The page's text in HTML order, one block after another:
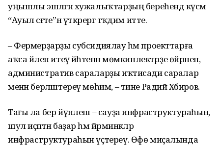
уңышлы эшләгән хужалыҡтарҙың береһендә күсмә
“Ауыл сәғәте”н үткәрергә тәҡдим итте.
– Фермерҙарҙы субсидиялау һәм проекттарға
аҡса йәлеп итеү йәһәтенән мөмкинлектәрҙе өйрәнеп,
административ сараларҙы иҡтисади саралар
менән берләштереү мөһим, – тине Радий Хәбиров.
Тағы ла бер йүнәлеш – сауҙа инфраструктураһын,
шул иҫәптән баҙар һәм йәрминкәләр
инфраструктураһын үҫтереү. Өфө миҫалында